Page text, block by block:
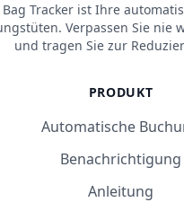
Tracker ist Ihre
Verpassen Sie nie
und tragen Sie zur
PRODUKT
Automatische
Benachrichtigung
Anleitung